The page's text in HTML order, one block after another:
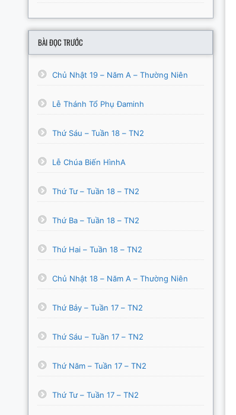
BÀI ĐỌC TRƯỚC
Chủ Nhật 19 – Năm A – Thường Niên
Lễ Thánh Tổ Phụ Đaminh
Thứ Sáu – Tuần 18 – TN2
Lễ Chúa Biến HìnhA
Thứ Tư – Tuần 18 – TN2
Thứ Ba – Tuần 18 – TN2
Thứ Hai – Tuần 18 – TN2
Chủ Nhật 18 – Năm A – Thường Niên
Thứ Bảy – Tuần 17 – TN2
Thứ Sáu – Tuần 17 – TN2
Thứ Năm – Tuần 17 – TN2
Thứ Tư – Tuần 17 – TN2